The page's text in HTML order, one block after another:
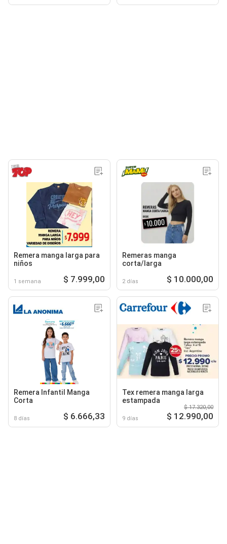
Remera manga larga para
niños
1 semana $ 7.999,00
Remeras manga
corta/larga
2 días $ 10.000,00
Remera Infantil Manga
Corta
8 días $ 6.666,33
Tex remera manga larga
estampada
9 días
$ 17.320,00
$ 12.990,00